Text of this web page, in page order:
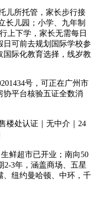
所托管，家长步行接
长儿园；小学、九年制
上下学，家长无需每日
可前去规划国际学校参
际化教育选择，线岁教
号，可正在广州市
平台核验五证全数消
楼处认证｜无中介｜24
鲜超市已开业；南向50
2-3年，涵盖商场、五星
、纽约曼哈顿、中环，千